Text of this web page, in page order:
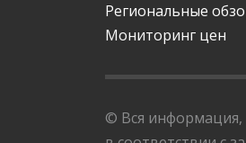
Региональные
Мониторинг цен
© Вся информация,